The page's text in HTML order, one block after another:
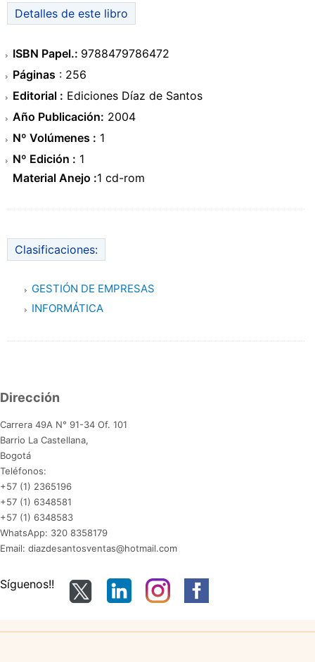
Detalles de este libro
ISBN Papel.: 9788479786472
Páginas : 256
Editorial : Ediciones Díaz de Santos
Año Publicación: 2004
Nº Volúmenes : 1
Nº Edición : 1
Material Anejo :1 cd-rom
Clasificaciones:
GESTIÓN DE EMPRESAS
INFORMÁTICA
Dirección
Carrera 49A N° 91-34 Of. 101
Barrio La Castellana,
Bogotá
Teléfonos:
+57 (1) 2365196
+57 (1) 6348581
+57 (1) 6348583
WhatsApp: 320 8358179
Email: diazdesantosventas@hotmail.com
Síguenos!!